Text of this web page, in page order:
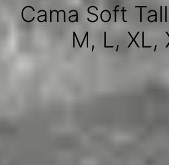
Cama Soft
M, L, XL,